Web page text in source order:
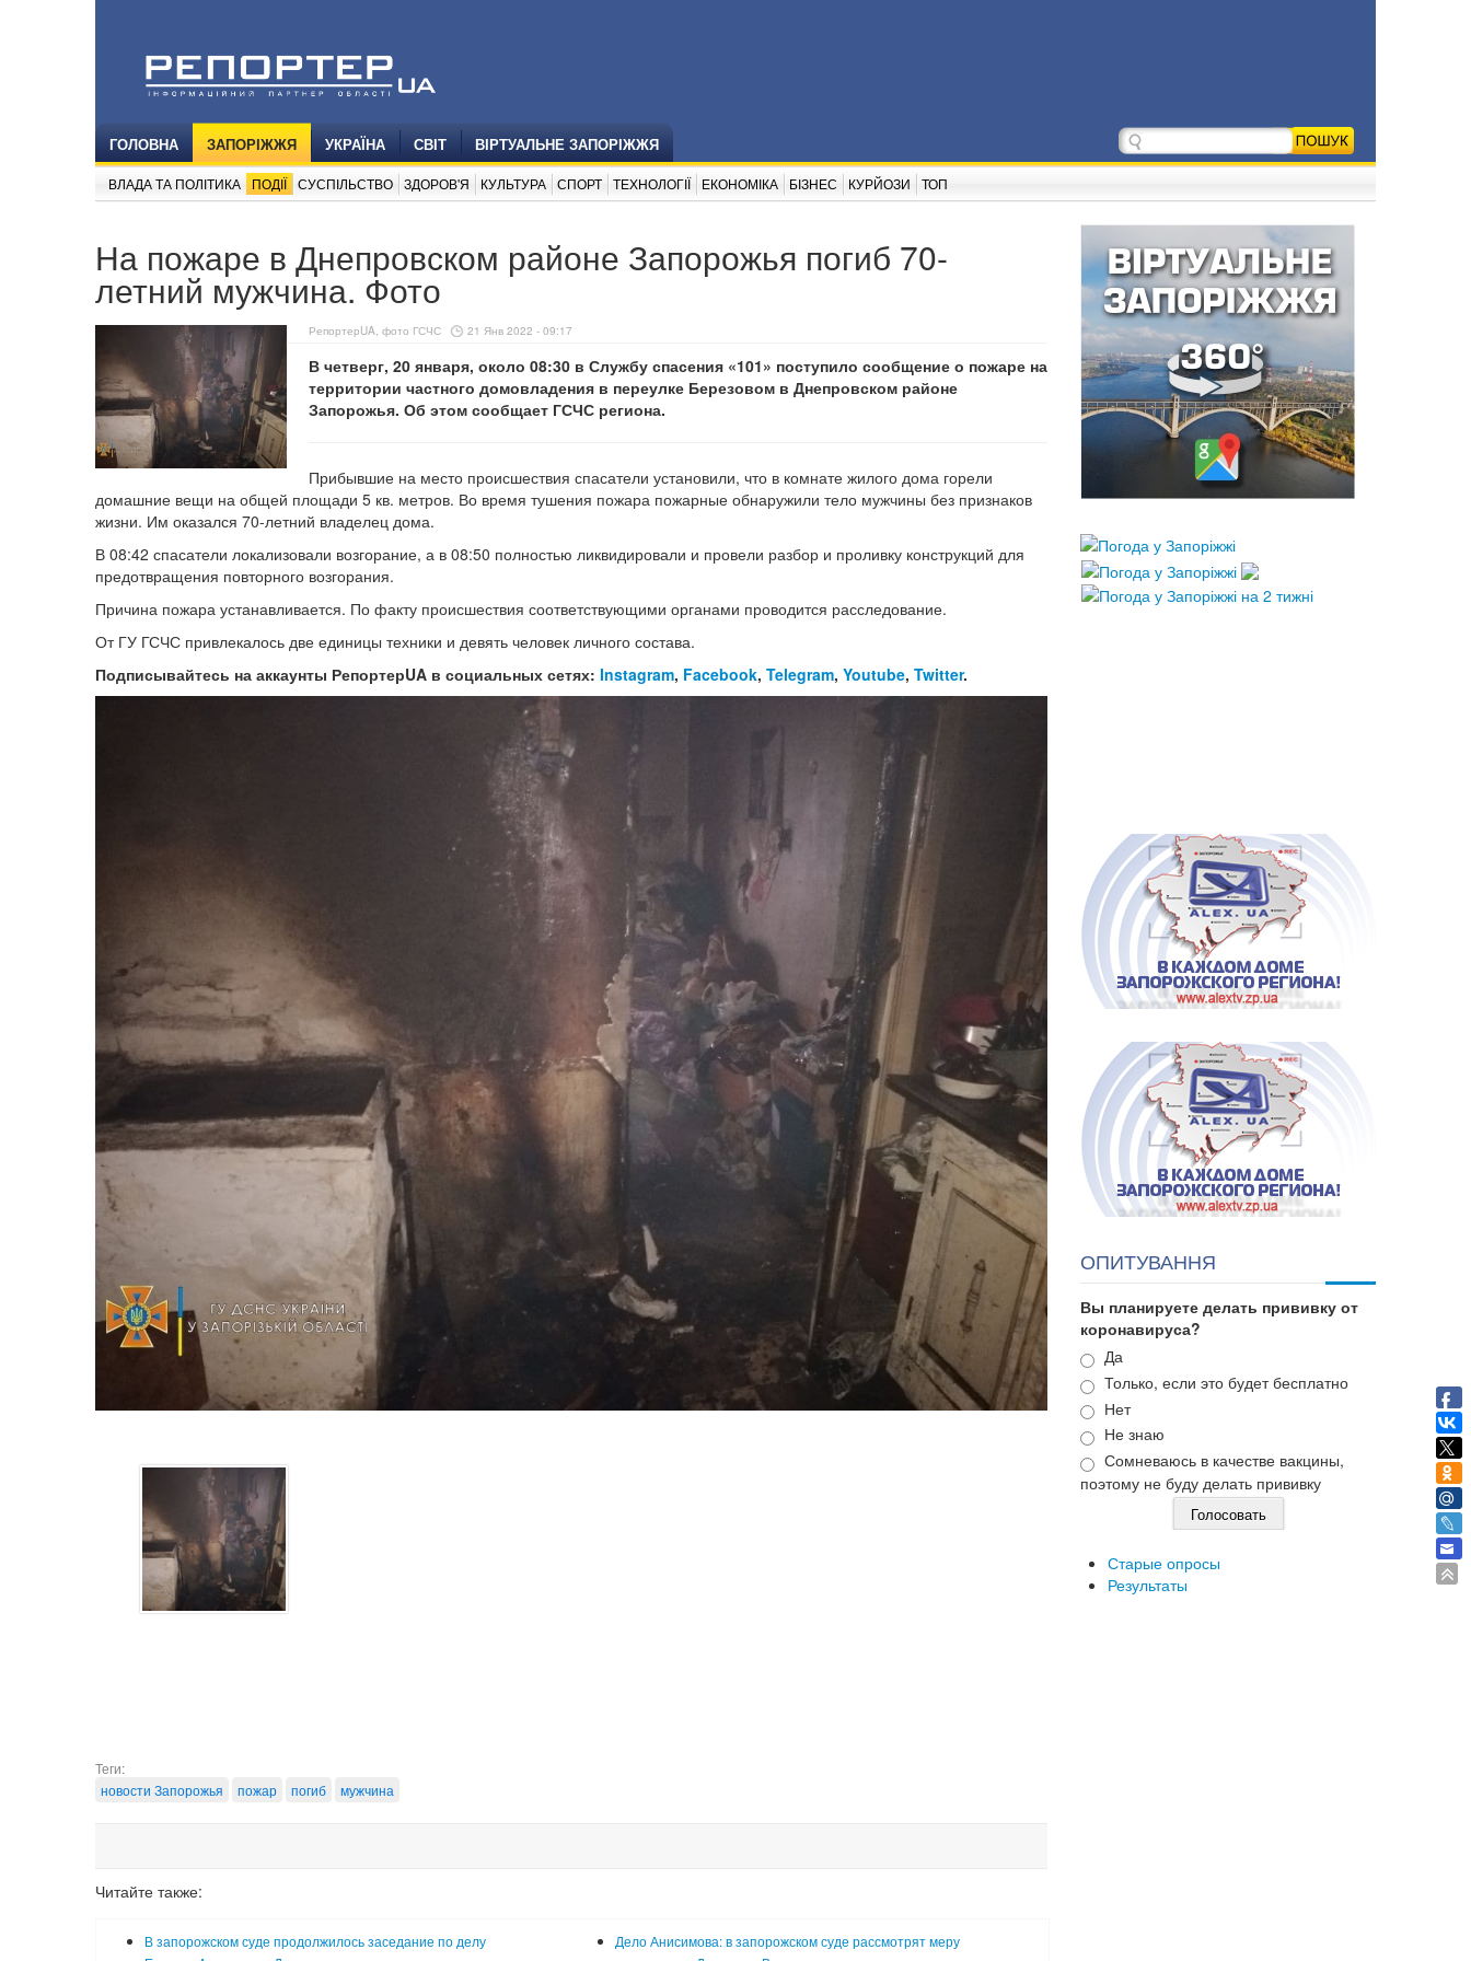
ГОЛОВНА ЗАПОРІЖЖЯ УКРАЇНА СВІТ ВІРТУАЛЬНЕ ЗАПОРІЖЖЯ
ВЛАДА ТА ПОЛІТИКА ПОДІЇ СУСПІЛЬСТВО ЗДОРОВ'Я КУЛЬТУРА СПОРТ ТЕХНОЛОГІЇ ЕКОНОМІКА БІЗНЕС КУРЙОЗИ ТОП
На пожаре в Днепровском районе Запорожья погиб 70-
летний мужчина. Фото
РепортерUA, фото ГСЧС 21 Янв 2022 - 09:17
В четверг, 20 января, около 08:30 в Службу спасения «101» поступило сообщение о пожаре на
территории частного домовладения в переулке Березовом в Днепровском районе
Запорожья. Об этом сообщает ГСЧС региона.
Прибывшие на место происшествия спасатели установили, что в комнате жилого дома горели
домашние вещи на общей площади 5 кв. метров. Во время тушения пожара пожарные обнаружили тело мужчины без признаков
жизни. Им оказался 70-летний владелец дома.
В 08:42 спасатели локализовали возгорание, а в 08:50 полностью ликвидировали и провели разбор и проливку конструкций для
предотвращения повторного возгорания.
Причина пожара устанавливается. По факту происшествия соответствующими органами проводится расследование.
От ГУ ГСЧС привлекалось две единицы техники и девять человек личного состава.
Подписывайтесь на аккаунты РепортерUA в социальных сетях: Instagram, Facebook, Telegram, Youtube, Twitter.
Теги:
новости Запорожья
пожар погиб мужчина
Читайте также:
В запорожском суде продолжилось заседание по делу
Дело Анисимова: в запорожском суде рассмотрят меру
ОПИТУВАННЯ
Вы планируете делать прививку от
коронавируса?
Варианты
Да
Только, если это будет бесплатно
Нет
Не знаю
Сомневаюсь в качестве вакцины,
поэтому не буду делать прививку
Старые опросы
Результаты